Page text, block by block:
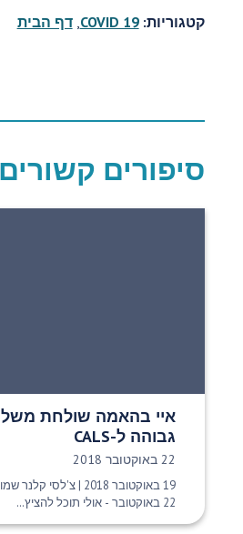
קטגוריות: COVID 19
,דף הבית
סיפורים קשורים
איי בהאמה שולחת
גבוהה ל-CALS
תאריך פרסום:
22 באוקטובר 2018
19 באוקטובר 2018 |
22 באוקטובר - אולי תוכל להציץ...